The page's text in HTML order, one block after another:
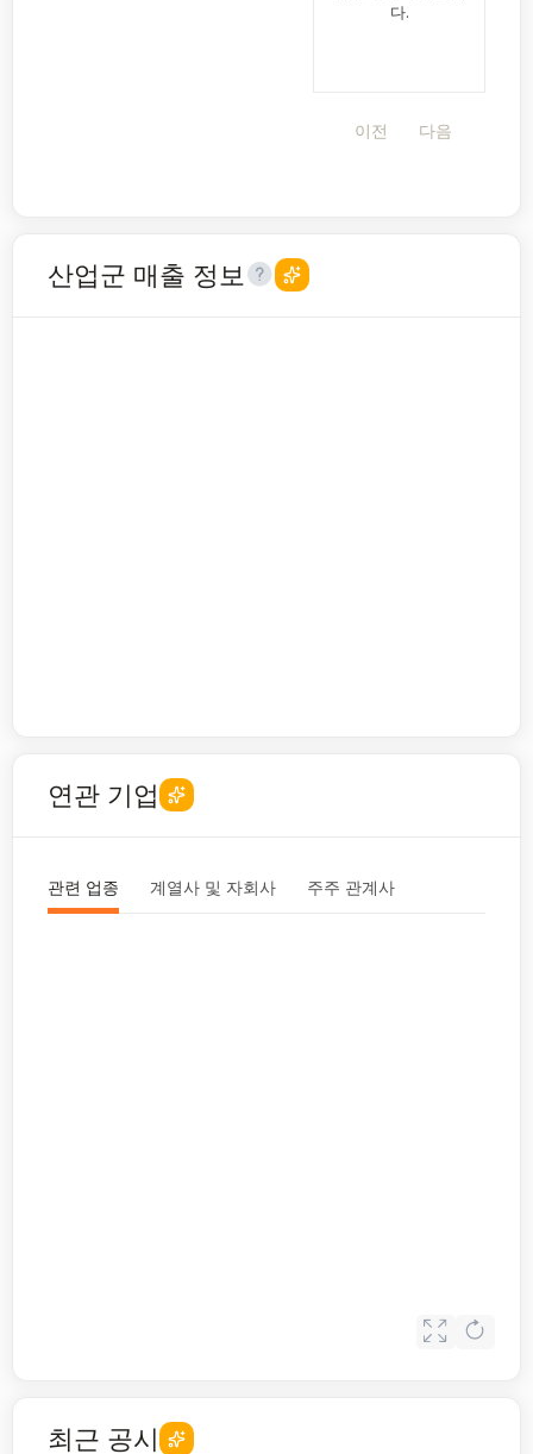
다.
이전 다음
산업군 매출 정보
연관 기업
관련 업종 계열사 및 자회사 주주 관계사
최근 공시